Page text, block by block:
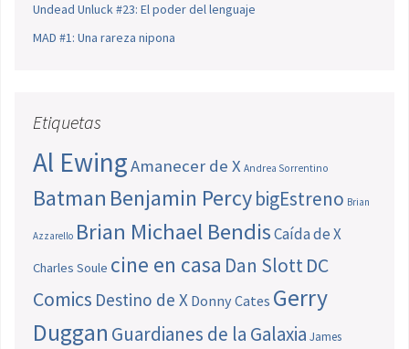
Undead Unluck #23: El poder del lenguaje
MAD #1: Una rareza nipona
Etiquetas
Al EwingAmanecer de X Andrea Sorrentino
Batman Benjamin PercybigEstreno Brian
Azzarello Brian Michael BendisCaída de X
Charles Soule cine en casa Dan SlottDC
Comics Destino de X Donny Cates Gerry
Duggan Guardianes de la Galaxia James